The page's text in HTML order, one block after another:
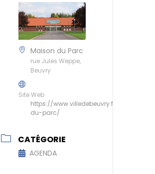
Maison du Parc
rue Jules Weppe,
Beuvry
Site Web
https://www.villedebeuvry.fr/maison-
du-parc/
CATÉGORIE
AGENDA